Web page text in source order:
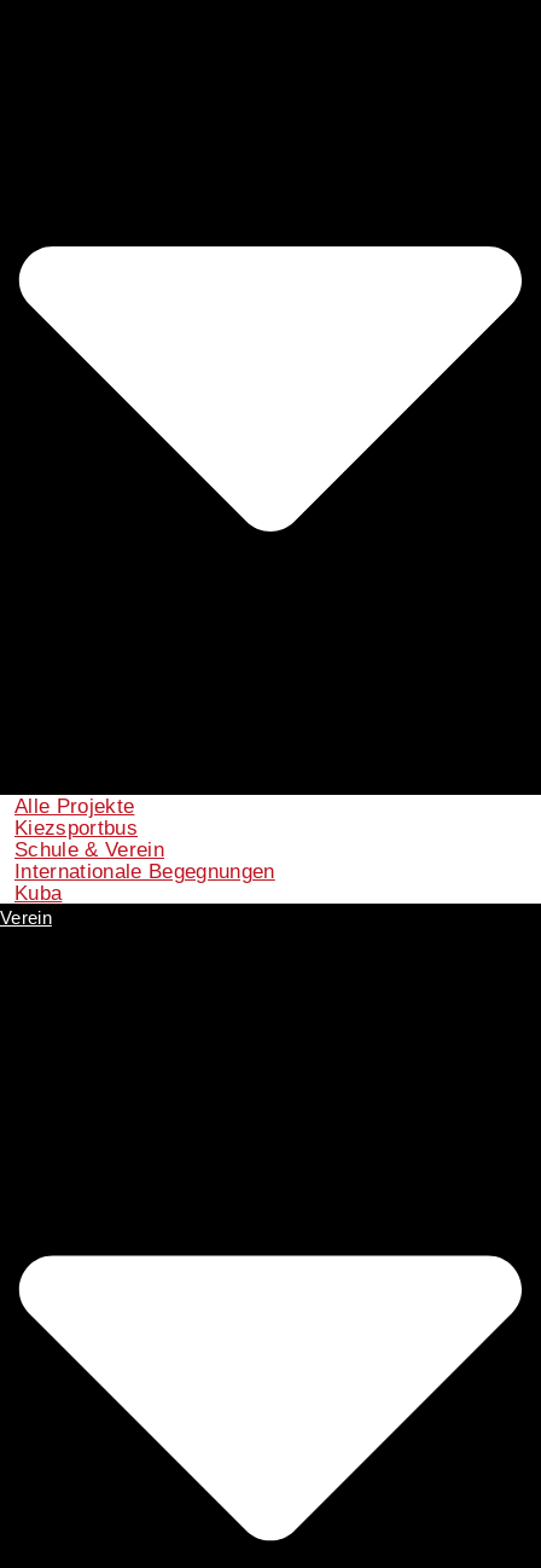
Alle Projekte
Kiezsportbus
Schule & Verein
Internationale Begegnungen
Kuba
Verein